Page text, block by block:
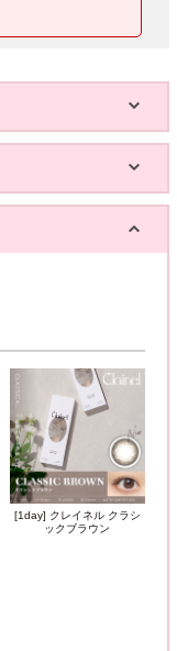
[1day] クレイネル クラシ
ックブラウン